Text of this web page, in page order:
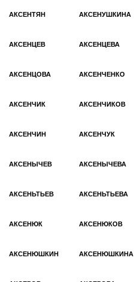
АКСЕНТЯН АКСЕНУШКИНА
АКСЕНЦЕВ АКСЕНЦЕВА
АКСЕНЦОВА АКСЕНЧЕНКО
АКСЕНЧИК АКСЕНЧИКОВ
АКСЕНЧИН АКСЕНЧУК
АКСЕНЫЧЕВ АКСЕНЫЧЕВА
АКСЕНЬТЬЕВ АКСЕНЬТЬЕВА
АКСЕНЮК АКСЕНЮКОВ
АКСЕНЮШКИН АКСЕНЮШКИНА